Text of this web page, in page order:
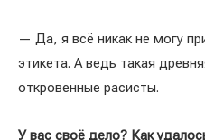
— Да, я всё никак не могу
этикета. А ведь такая
откровенные расисты.
У вас своё дело? Как